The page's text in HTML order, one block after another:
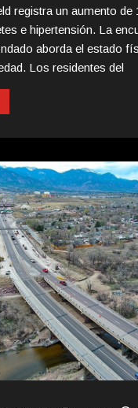
registra un aumento de
e hipertensión. La
aborda el estado
Los residentes del